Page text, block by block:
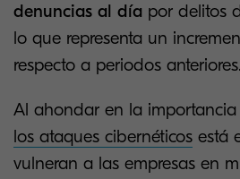
denuncias al día por delitos
lo que representa un
respecto a periodos anteriores.
Al ahondar en la
los ataques cibernéticos está
vulneran a las empresas en